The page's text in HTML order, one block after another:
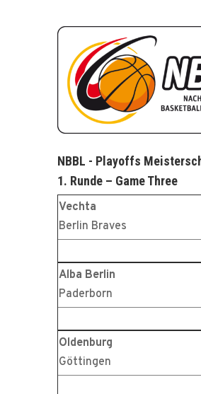
NBBL - Playoffs
1. Runde – Game Three
Vechta
Berlin Braves
Alba Berlin
Paderborn
Oldenburg
Göttingen